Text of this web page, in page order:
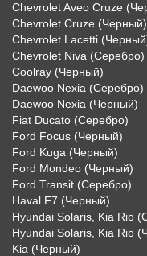
Chevrolet Aveo Cruze
Chevrolet Cruze (Черный)
Chevrolet Lacetti
Chevrolet Niva (Серебро)
Coolray (Черный)
Daewoo Nexia (Серебро)
Daewoo Nexia (Черный)
Fiat Ducato (Серебро)
Ford Focus (Черный)
Ford Kuga (Черный)
Ford Mondeo (Черный)
Ford Transit (Серебро)
Haval F7 (Черный)
Hyundai Solaris, Kia Rio
Hyundai Solaris, Kia Rio
Kia (Черный)